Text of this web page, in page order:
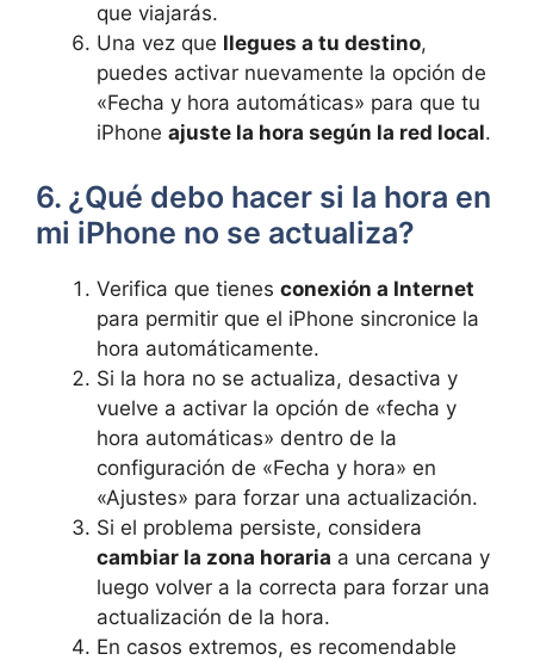
que ⁣viajarás.
Una⁢ vez que llegues a tu destino,
puedes activar nuevamente ⁣la opción de
«Fecha⁢ y hora automáticas» para que tu
iPhone ajuste la hora según la red​ local.
6. ¿Qué debo hacer si la hora en
mi iPhone no se actualiza?
Verifica que tienes conexión‌ a Internet
para⁣ permitir que el iPhone sincronice la
hora automáticamente.
Si la hora no se actualiza, desactiva y
vuelve a activar la opción de «fecha y
hora automáticas» dentro de la
configuración de «Fecha y hora» en
«Ajustes» para forzar una actualización.
Si el problema⁣ persiste, ⁤considera‌
cambiar la zona horaria a una​ cercana y ​
luego volver a la correcta para forzar una
actualización de la ⁤hora.
En casos extremos, es recomendable‌